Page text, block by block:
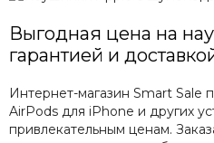
Выгодная цена на
гарантией и
Интернет-магазин Smart Sale
AirPods для iPhone и других
привлекательным ценам.